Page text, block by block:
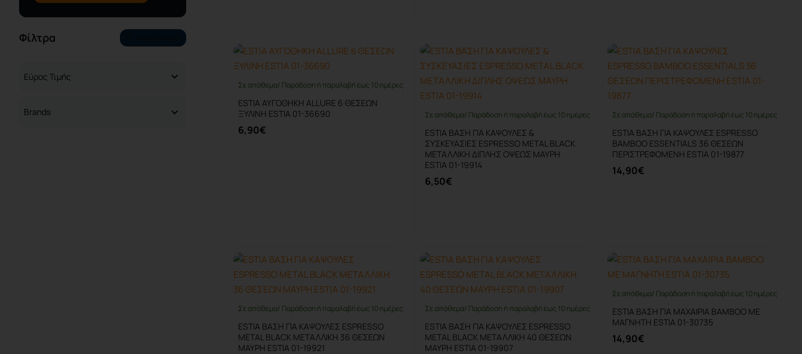
Φίλτρα
Eύρος Τιμής
Brands
Σε απόθεμα/ Παράδοση ή παραλαβή έως 10 ημέρες
ESTIA ΑΥΓΟΘΗΚΗ ALLURE 6 ΘΕΣΕΩΝ
ΞΥΛΙΝΗ ESTIA 01-36690
6,90€
Σε απόθεμα/ Παράδοση ή παραλαβή έως 10 ημέρες
ESTIA ΒΑΣΗ ΓΙΑ ΚΑΨΟΥΛΕΣ &
ΣΥΣΚΕΥΑΣΙΕΣ ESPRESSO METAL BLACK
ΜΕΤΑΛΛΙΚΗ ΔΙΠΛΗΣ ΟΨΕΩΣ ΜΑΥΡΗ
ESTIA 01-19914
6,50€
Σε απόθεμα/ Παράδοση ή παραλαβή έως 10 ημέρες
ESTIA ΒΑΣΗ ΓΙΑ ΚΑΨΟΥΛΕΣ ESPRESSO
BAMBOO ESSENTIALS 36 ΘΕΣΕΩΝ
ΠΕΡΙΣΤΡΕΦΟΜΕΝΗ ESTIA 01-19877
14,90€
Σε απόθεμα/ Παράδοση ή παραλαβή έως 10 ημέρες
ESTIA ΒΑΣΗ ΓΙΑ ΚΑΨΟΥΛΕΣ ESPRESSO
METAL BLACK ΜΕΤΑΛΛΙΚΗ 36 ΘΕΣΕΩΝ
ΜΑΥΡΗ ESTIA 01-19921
Σε απόθεμα/ Παράδοση ή παραλαβή έως 10 ημέρες
ESTIA ΒΑΣΗ ΓΙΑ ΚΑΨΟΥΛΕΣ ESPRESSO
METAL BLACK ΜΕΤΑΛΛΙΚΗ 40 ΘΕΣΕΩΝ
ΜΑΥΡΗ ESTIA 01-19907
Σε απόθεμα/ Παράδοση ή παραλαβή έως 10 ημέρες
ESTIA ΒΑΣΗ ΓΙΑ ΜΑΧΑΙΡΙΑ ΒΑΜΒΟΟ ΜΕ
ΜΑΓΝΗΤΗ ESTIA 01-30735
14,90€